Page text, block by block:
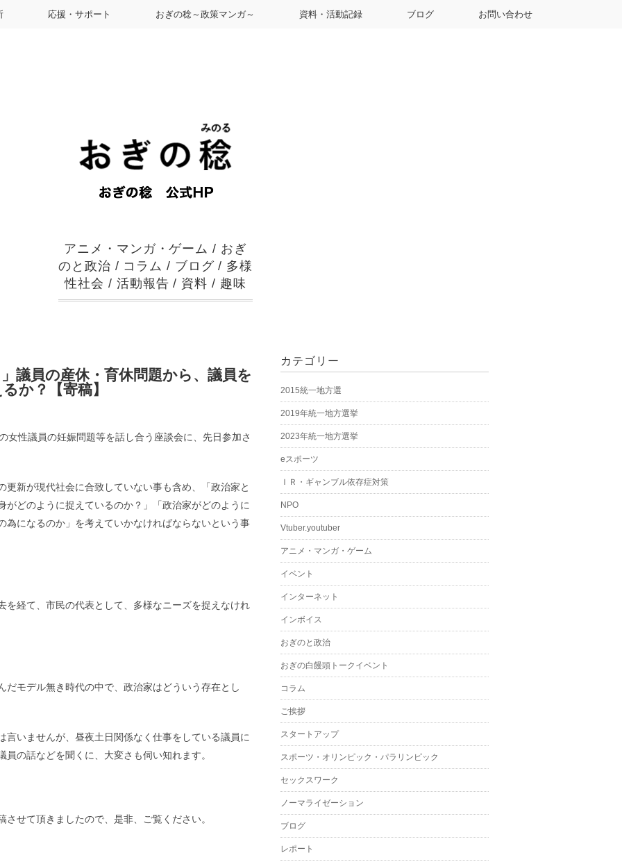
応援・サポート おぎの稔～政策マンガ～ 資料・活動記録 ブログ お問い合わせ
アニメ・マンガ・ゲーム / おぎ
のと政治 / コラム / ブログ/ 多様
性社会 / 活動報告 / 資料 / 趣味
議員の産休・育休問題から、議員を
か？【寄稿】
女性議員の妊娠問題等を話し合う座談会に、先日参加さ
新が現代社会に合致していない事も含め、「政治家と
がどのように捉えているのか？」「政治家がどのように
為になるのか」を考えていかなければならないという事
を経て、市民の代表として、多様なニーズを捉えなけれ
だモデル無き時代の中で、政治家はどういう存在とし
言いませんが、昼夜土日関係なく仕事をしている議員に
の話などを聞くに、大変さも伺い知れます。
せて頂きましたので、是非、ご覧ください。
カテゴリー
2015統一地方選
2019年統一地方選挙
2023年統一地方選挙
eスポーツ
ＩＲ・ギャンブル依存症対策
NPO
Vtuber.youtuber
アニメ・マンガ・ゲーム
イベント
インターネット
インボイス
おぎのと政治
おぎの白饅頭トークイベント
コラム
ご挨拶
スタートアップ
スポーツ・オリンピック・パラリンピック
セックスワーク
ノーマライゼーション
ブログ
レポート